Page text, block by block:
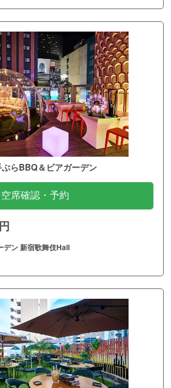
らBBQ＆ビアガーデン
空席確認・予約
デン 新宿歌舞伎Hall